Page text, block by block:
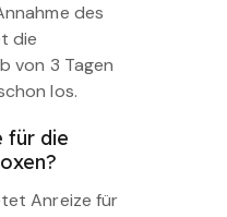
des
die
von 3 Tagen
los.
für die
Anreize für